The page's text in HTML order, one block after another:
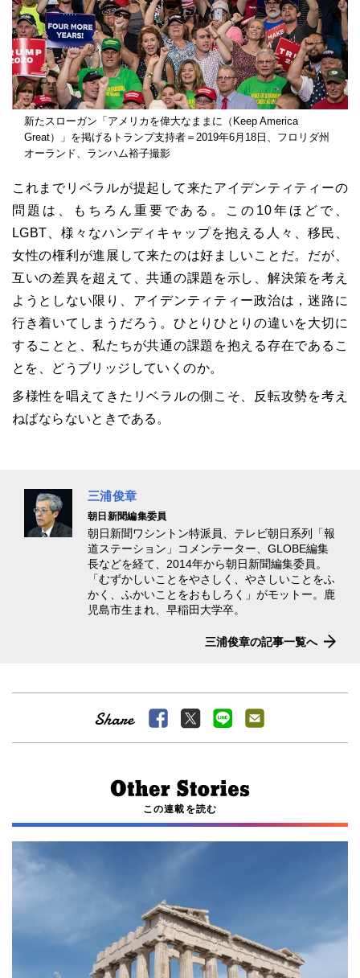
新たスローガン「アメリカを偉大なままに（Keep America
Great）」を掲げるトランプ支持者＝2019年6月18日、フロリダ州
オーランド、ランハム裕子撮影
これまでリベラルが提起して来たアイデンティティーの
問題は、もちろん重要である。この10年ほどで、
LGBT、様々なハンディキャップを抱える人々、移民、
女性の権利が進展して来たのは好ましいことだ。だが、
互いの差異を超えて、共通の課題を示し、解決策を考え
ようとしない限り、アイデンティティー政治は，迷路に
行き着いてしまうだろう。ひとりひとりの違いを大切に
することと、私たちが共通の課題を抱える存在であるこ
とを、どうブリッジしていくのか。
多様性を唱えてきたリベラルの側こそ、反転攻勢を考え
ねばならないときである。
三浦俊章
朝日新聞編集委員
朝日新聞ワシントン特派員、テレビ朝日系列「報
道ステーション」コメンテーター、GLOBE編集
長などを経て、2014年から朝日新聞編集委員。
「むずかしいことをやさしく、やさしいことをふ
かく、ふかいことをおもしろく」がモットー。鹿
児島市生まれ、早稲田大学卒。
三浦俊章の記事一覧へ
この連載を読む